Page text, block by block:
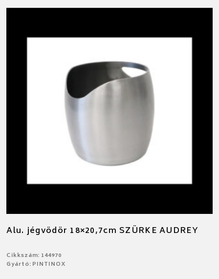
Alu. jégvödör 18×20,7cm SZÜRKE AUDREY
Cikkszám: 144970
Gyártó: PINTINOX